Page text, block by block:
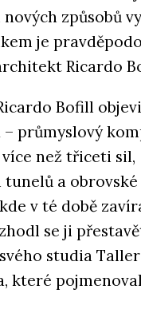
způsobů
je
Ricardo
Bofill
průmyslový
než třiceti sil,
a obrovské
v té době
se ji
studia
které